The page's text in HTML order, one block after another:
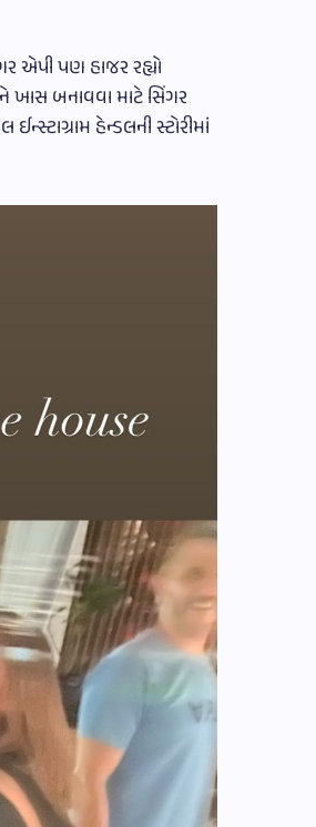
એપી પણ હાજર રહ્યો
ખાસ બનાવવા માટે સિંગર
હેન્ડલની સ્ટોરીમાં